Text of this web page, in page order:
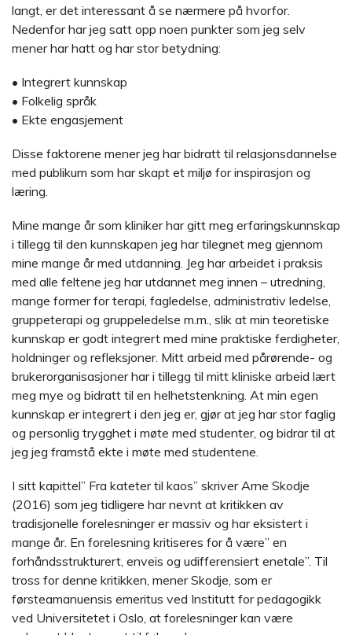
langt, er det interessant å se nærmere på hvorfor.
Nedenfor har jeg satt opp noen punkter som jeg selv
mener har hatt og har stor betydning:
• Integrert kunnskap
• Folkelig språk
• Ekte engasjement
Disse faktorene mener jeg har bidratt til relasjonsdannelse
med publikum som har skapt et miljø for inspirasjon og
læring.
Mine mange år som kliniker har gitt meg erfaringskunnskap
i tillegg til den kunnskapen jeg har tilegnet meg gjennom
mine mange år med utdanning. Jeg har arbeidet i praksis
med alle feltene jeg har utdannet meg innen – utredning,
mange former for terapi, fagledelse, administrativ ledelse,
gruppeterapi og gruppeledelse m.m., slik at min teoretiske
kunnskap er godt integrert med mine praktiske ferdigheter,
holdninger og refleksjoner. Mitt arbeid med pårørende- og
brukerorganisasjoner har i tillegg til mitt kliniske arbeid lært
meg mye og bidratt til en helhetstenkning. At min egen
kunnskap er integrert i den jeg er, gjør at jeg har stor faglig
og personlig trygghet i møte med studenter, og bidrar til at
jeg jeg framstå ekte i møte med studentene.
I sitt kapittel” Fra kateter til kaos” skriver Arne Skodje
(2016) som jeg tidligere har nevnt at kritikken av
tradisjonelle forelesninger er massiv og har eksistert i
mange år. En forelesning kritiseres for å være” en
forhåndsstrukturert, enveis og udifferensiert enetale”. Til
tross for denne kritikken, mener Skodje, som er
førsteamanuensis emeritus ved Institutt for pedagogikk
ved Universitetet i Oslo, at forelesninger kan være